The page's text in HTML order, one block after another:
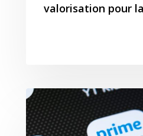
valorisation pour